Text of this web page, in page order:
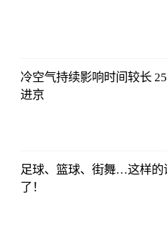
冷空气持续影响时间较长
进京
足球、篮球、街舞…这样的
了！